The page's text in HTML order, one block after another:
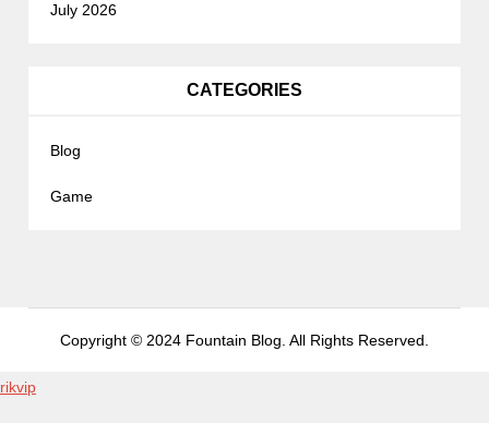
July 2026
CATEGORIES
Blog
Game
Copyright © 2024 Fountain Blog. All Rights Reserved.
rikvip